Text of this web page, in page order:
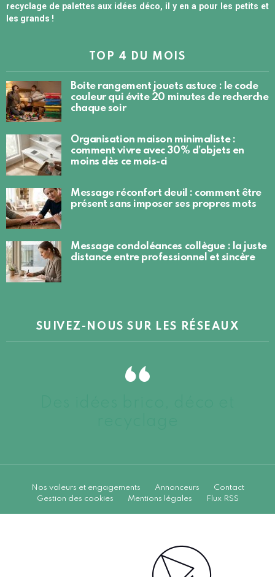
recyclage de palettes aux idées déco, il y en a pour les petits et
les grands !
TOP 4 DU MOIS
Boite rangement jouets astuce : le code
couleur qui évite 20 minutes de recherche
chaque soir
Organisation maison minimaliste :
comment vivre avec 30% d’objets en
moins dès ce mois-ci
Message réconfort deuil : comment être
présent sans imposer ses propres mots
Message condoléances collègue : la juste
distance entre professionnel et sincère
SUIVEZ-NOUS SUR LES RÉSEAUX
Nos valeurs et engagements Annonceurs
Contact
Gestion des cookies
Mentions légales Flux RSS